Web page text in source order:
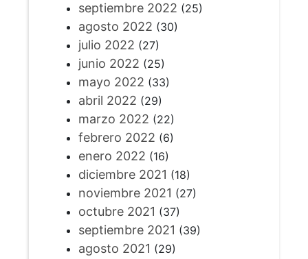
septiembre 2022 (25)
agosto 2022 (30)
julio 2022 (27)
junio 2022 (25)
mayo 2022 (33)
abril 2022 (29)
marzo 2022 (22)
febrero 2022 (6)
enero 2022 (16)
diciembre 2021 (18)
noviembre 2021 (27)
octubre 2021 (37)
septiembre 2021 (39)
agosto 2021 (29)